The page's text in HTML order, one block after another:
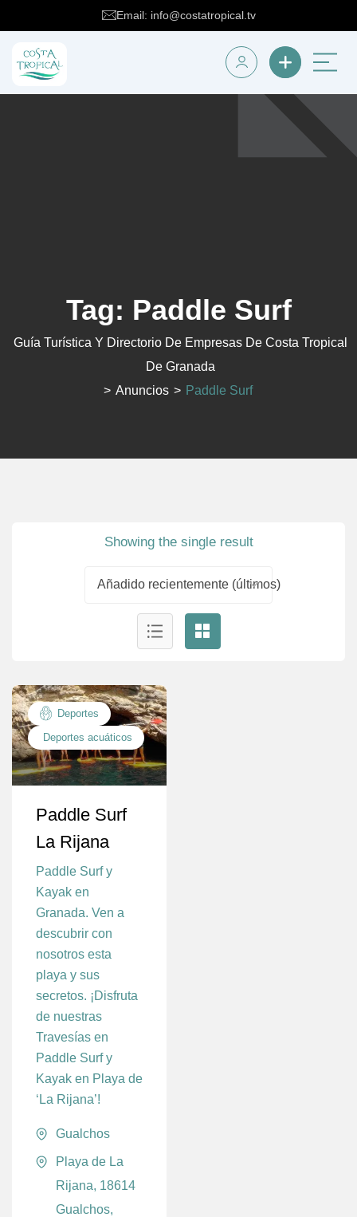
Email: info@costatropical.tv
Tag: Paddle Surf
Guía Turística Y Directorio De Empresas De Costa Tropical
De Granada
> Anuncios > Paddle Surf
Showing the single result
Añadido recientemente (últimos)
Deportes
Deportes acuáticos
Paddle Surf
La Rijana
Paddle Surf y
Kayak en
Granada. Ven a
descubrir con
nosotros esta
playa y sus
secretos. ¡Disfruta
de nuestras
Travesías en
Paddle Surf y
Kayak en Playa de
‘La Rijana’!
Gualchos
Playa de La
Rijana, 18614
Gualchos,